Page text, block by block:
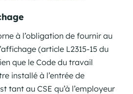
à l’obligation de fournir au
(article L2315-15 du
que le Code du travail
installé à l’entrée de
tant au CSE qu’à l’employeur